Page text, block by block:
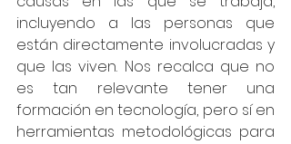
incluyendo a las personas que
están directamente involucradas y
que las viven. Nos recalca que no
es tan relevante tener una
formación en tecnología, pero sí en
herramientas metodológicas para